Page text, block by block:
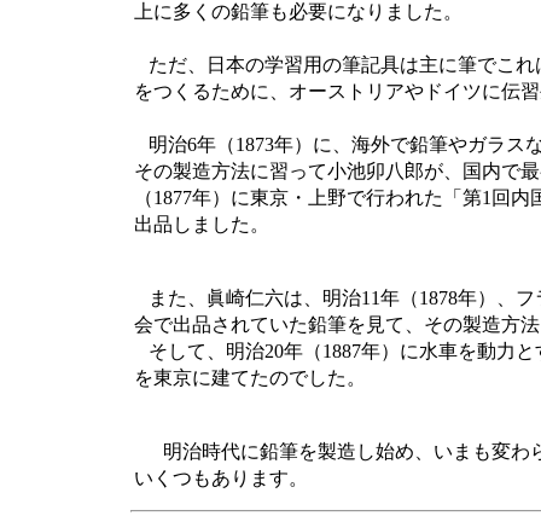
上に多くの鉛筆も必要になりました。
ただ、日本の学習用の筆記具は主に筆でこ
をつくるために、オーストリアやドイツに伝
明治6年（1873年）に、海外で鉛筆やガラス
その製造方法に習って小池卯八郎が、国内で
（1877年）に東京・上野で行われた「第1回
出品しました。
また、眞崎仁六は、明治11年（1878年）、
会で出品されていた鉛筆を見て、その製造方
そして、明治20年（1887年）に水車を動力
を東京に建てたのでした。
明治時代に鉛筆を製造し始め、いまも変わ
いくつもあります。